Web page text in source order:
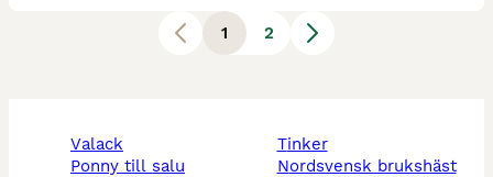
1 2
valack
ponny till salu
tinker
nordsvensk brukshäst